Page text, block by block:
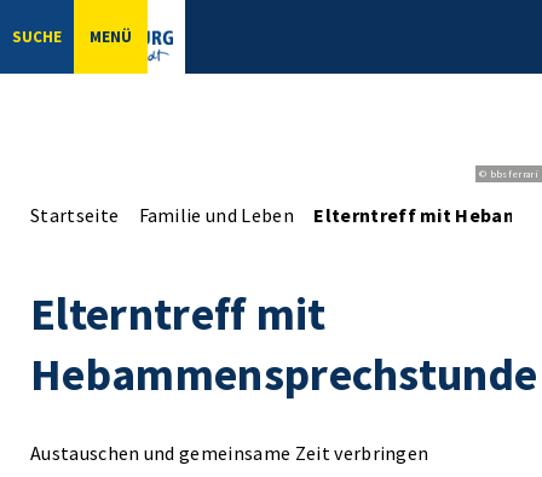
SUCHE MENÜ
© bbsferrari
Startseite Familie und Leben Elterntreff mit
Elterntreff mit
Hebammensprechstunde
Austauschen und gemeinsame Zeit verbringen